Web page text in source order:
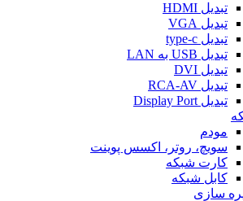
تبدیل HDMI
تبدیل VGA
تبدیل type-c
تبدیل USB به LAN
تبدیل DVI
تبدیل RCA-AV
تبدیل Display Port
مودم
سویچ، روتر، اکسس پوینت
کارت شبکه
کابل شبکه
سازی